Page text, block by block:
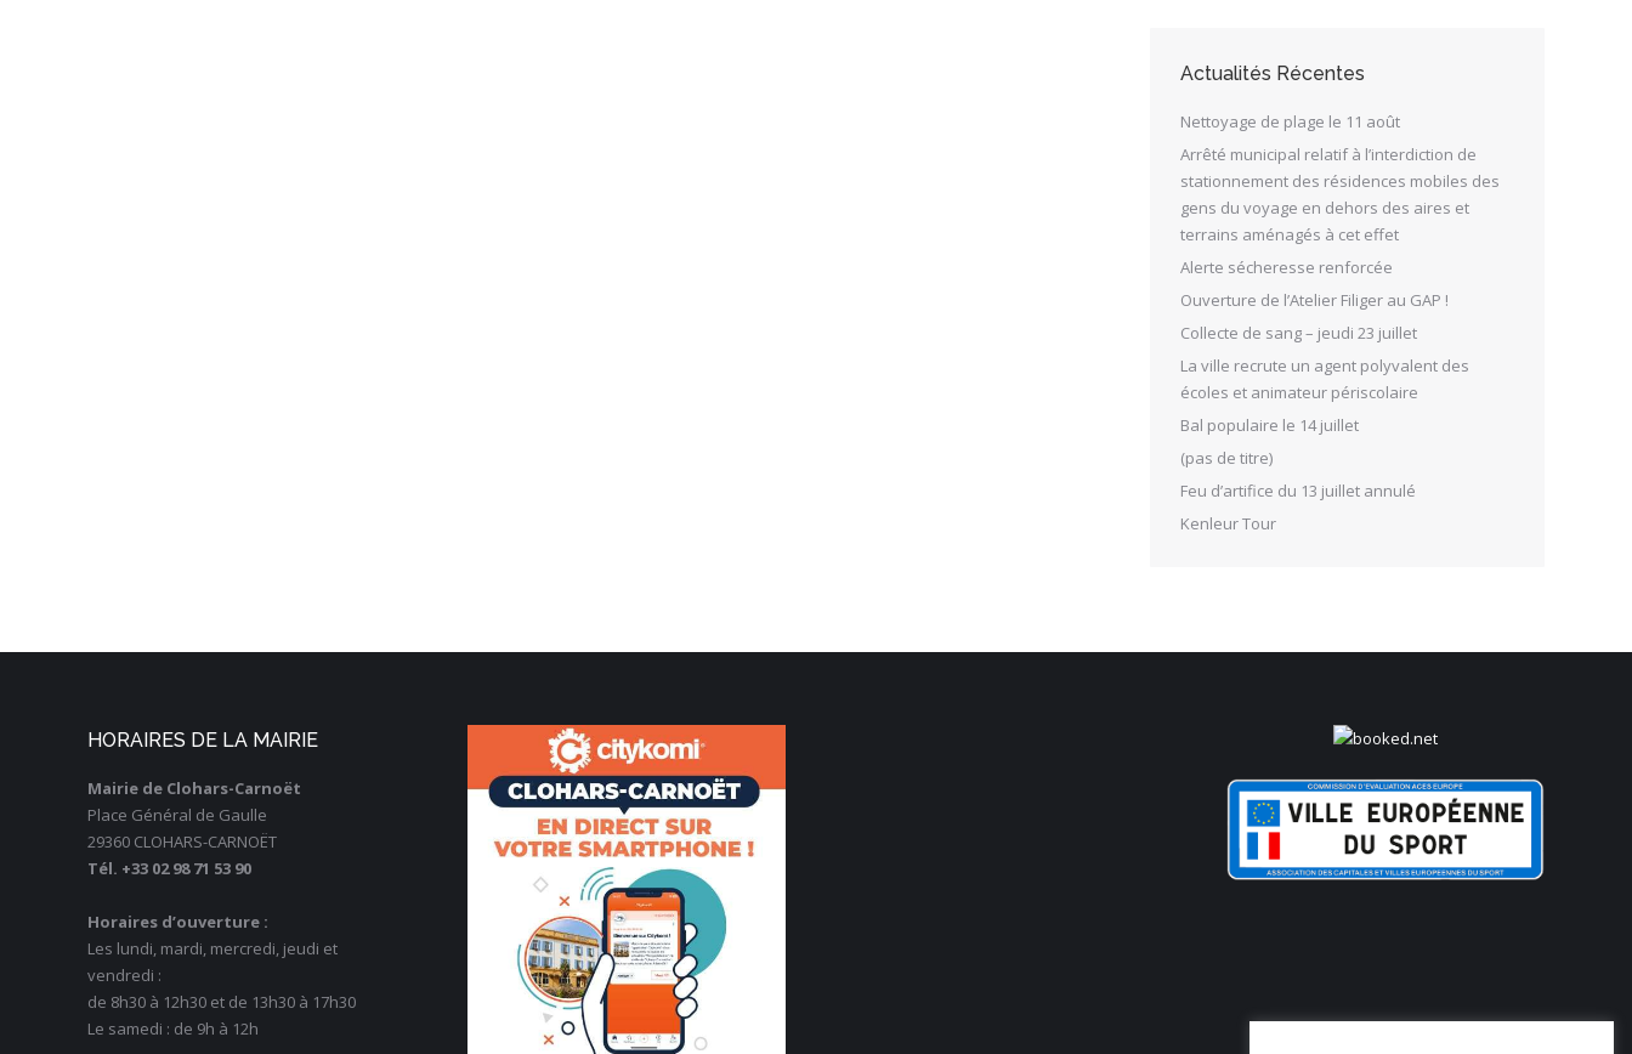
Actualités Récentes
Nettoyage de plage le 11 août
Arrêté municipal relatif à l’interdiction de
stationnement des résidences mobiles des
gens du voyage en dehors des aires et
terrains aménagés à cet effet
Alerte sécheresse renforcée
Ouverture de l’Atelier Filiger au GAP !
Collecte de sang – jeudi 23 juillet
La ville recrute un agent polyvalent des
écoles et animateur périscolaire
Bal populaire le 14 juillet
(pas de titre)
Feu d’artifice du 13 juillet annulé
Kenleur Tour
HORAIRES DE LA MAIRIE
Mairie de Clohars-Carnoët
Place Général de Gaulle
29360 CLOHARS-CARNOËT
Tél. +33 02 98 71 53 90
Horaires d’ouverture :
Les lundi, mardi, mercredi, jeudi et
vendredi :
de 8h30 à 12h30 et de 13h30 à 17h30
Le samedi : de 9h à 12h